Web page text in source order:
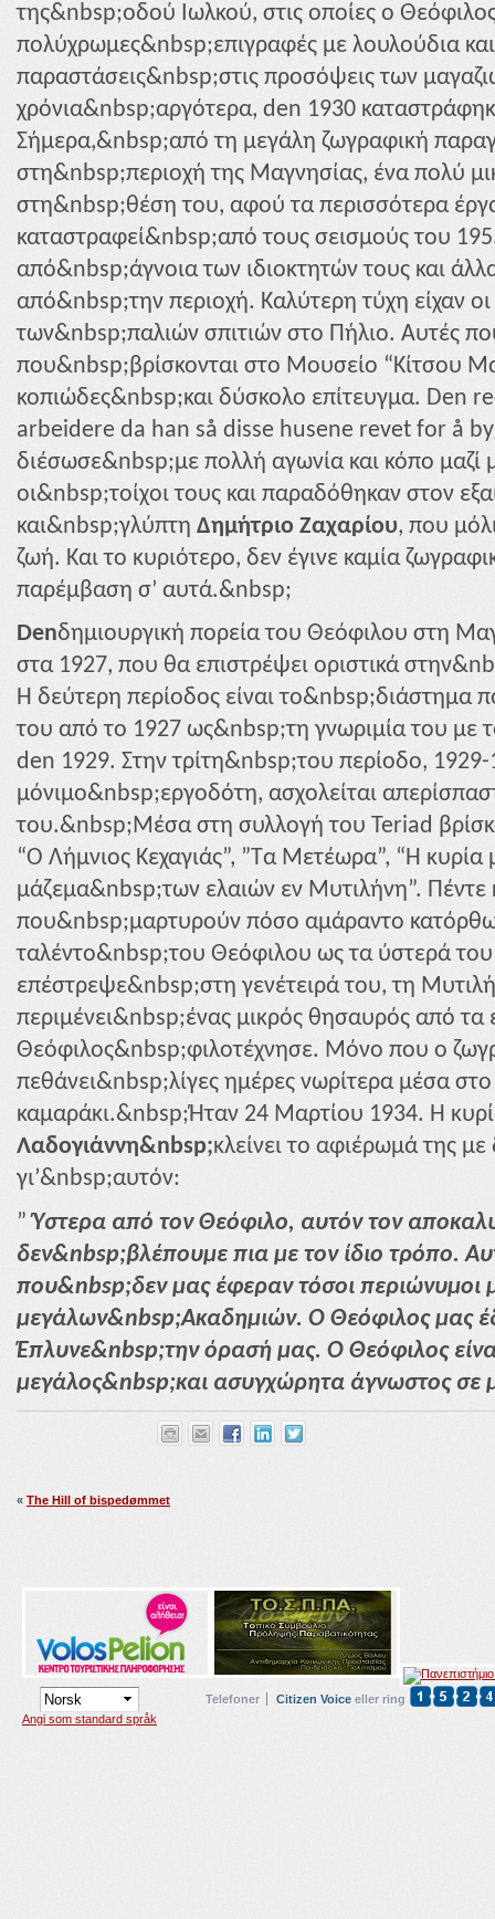
της&nbsp;οδού Ιωλκού, στις οποίες ο
πολύχρωμες&nbsp;επιγραφές με λουλούδια
παραστάσεις&nbsp;στις προσόψεις των
χρόνια&nbsp;αργότερα, den 1930
Σήμερα,&nbsp;από τη μεγάλη ζωγραφική
στη&nbsp;περιοχή της Μαγνησίας, ένα πολύ
στη&nbsp;θέση του, αφού τα περισσότερα
καταστραφεί&nbsp;από τους σεισμούς του
από&nbsp;άγνοια των ιδιοκτητών τους και
από&nbsp;την περιοχή. Καλύτερη τύχη είχαν οι
των&nbsp;παλιών σπιτιών στο Πήλιο. Αυτές
που&nbsp;βρίσκονται στο Μουσείο “Κίτσου
κοπιώδες&nbsp;και δύσκολο επίτευγμα. Den
arbeidere da han så disse husene revet for å
διέσωσε&nbsp;με πολλή αγωνία και κόπο μαζί
οι&nbsp;τοίχοι τους και παραδόθηκαν στον
και&nbsp;γλύπτη Δημήτριο Ζαχαρίου, που
ζωή. Και το κυριότερο, δεν έγινε καμία
παρέμβαση σ’ αυτά.&nbsp;
Denδημιουργική πορεία του Θεόφιλου στη
στα 1927, που θα επιστρέψει οριστικά
Η δεύτερη περίοδος είναι το&nbsp;διάστημα
του από το 1927 ως&nbsp;τη γνωριμία του με
den 1929. Στην τρίτη&nbsp;του περίοδο, 1929-
μόνιμο&nbsp;εργοδότη, ασχολείται
του.&nbsp;Μέσα στη συλλογή του Teriad
“Ο Λήμνιος Κεχαγιάς”, ”Τα Μετέωρα”, “Η κυρία
μάζεμα&nbsp;των ελαιών εν Μυτιλήνη”. Πέντε
που&nbsp;μαρτυρούν πόσο αμάραντο
ταλέντο&nbsp;του Θεόφιλου ως τα ύστερά
επέστρεψε&nbsp;στη γενέτειρά του, τη
περιμένει&nbsp;ένας μικρός θησαυρός από τα
Θεόφιλος&nbsp;φιλοτέχνησε. Μόνο που ο
πεθάνει&nbsp;λίγες ημέρες νωρίτερα μέσα
καμαράκι.&nbsp;Ήταν 24 Μαρτίου 1934. Η
Λαδογιάννη&nbsp;κλείνει το αφιέρωμά της
γι’&nbsp;αυτόν:
”Ύστερα από τον Θεόφιλο, αυτόν τον
δεν&nbsp;βλέπουμε πια με τον ίδιο τρόπο.
που&nbsp;δεν μας έφεραν τόσοι περιώνυμοι
μεγάλων&nbsp;Ακαδημιών. Ο Θεόφιλος μας
Έπλυνε&nbsp;την όρασή μας. Ο Θεόφιλος
μεγάλος&nbsp;και ασυγχώρητα άγνωστος σε
« The Hill of bispedømmet
Angi som standard språk
Telefoner Citizen Voice eller ring